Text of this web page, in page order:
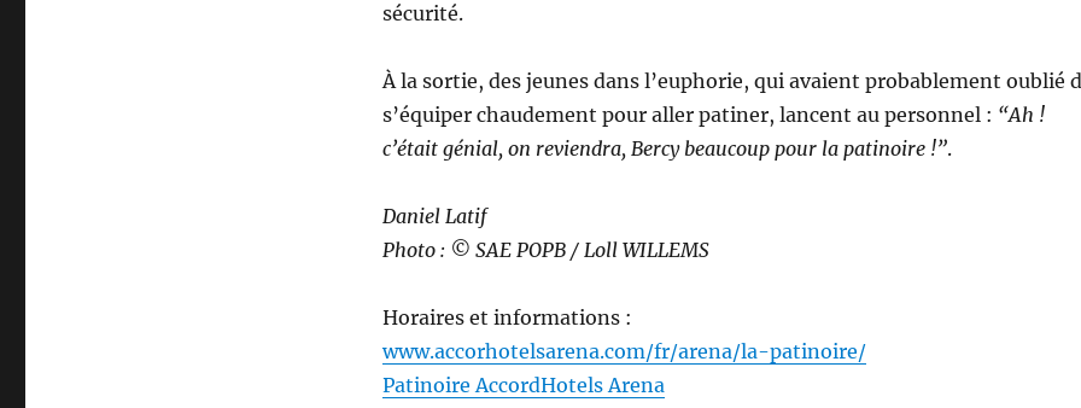
sécurité.
À la sortie, des jeunes dans l’euphorie, qui avaient probablement oublié
s’équiper chaudement pour aller patiner, lancent au personnel : “Ah !
c’était génial, on reviendra, Bercy beaucoup pour la patinoire !”.
Daniel Latif
Photo : © SAE POPB / Loll WILLEMS
Horaires et informations :
www.accorhotelsarena.com/fr/arena/la-patinoire/
Patinoire AccordHotels Arena